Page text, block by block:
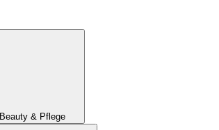
Beauty & Pflege